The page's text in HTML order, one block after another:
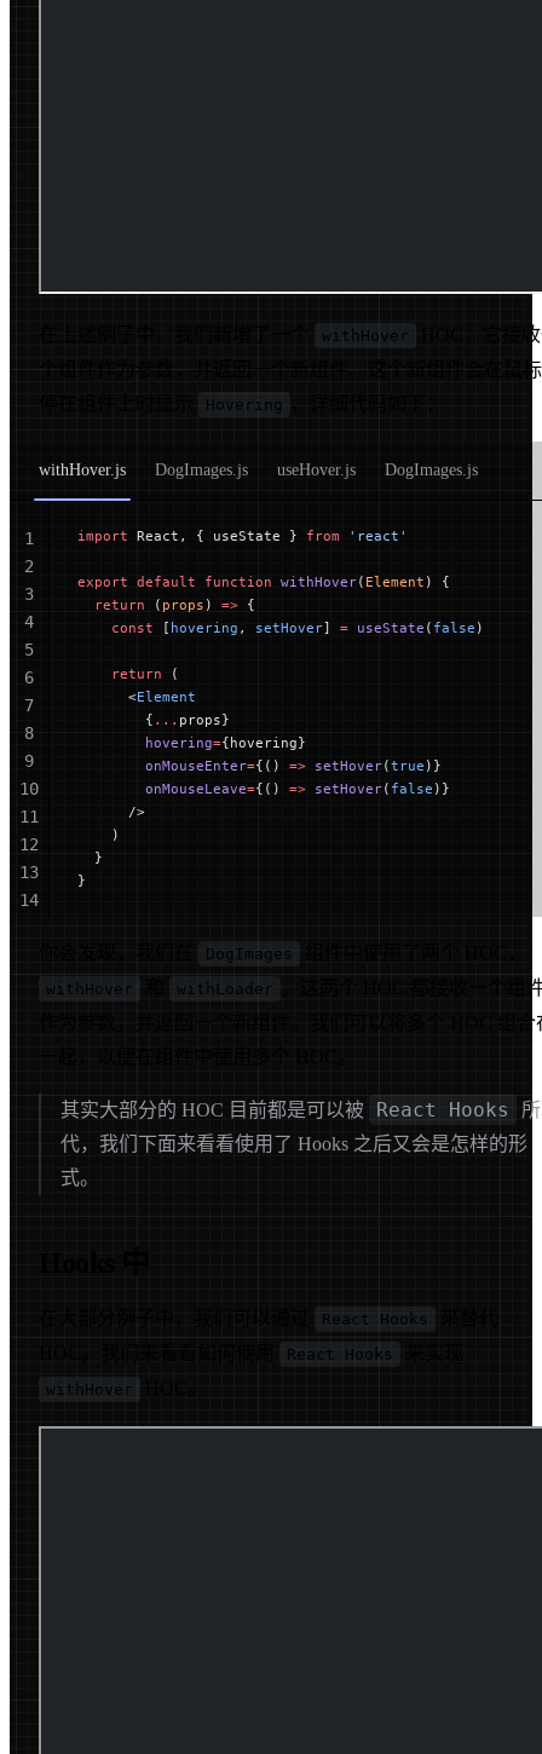
在上述例子中，我们新增了一个 withHover
HOC，它接
个组件作为参数，并返回一个新组件。这个新组件会在鼠
Hovering ，详细代码如下：
withHover.js DogImages.js useHover.js DogImages.js
import React, { useState } from 'react'
export default function withHover( Element ) {
  return
( props ) => {
    const
[ hovering , setHover] = useState ( false )
    return
(
      <
Element
        {
... props}
        hovering
={hovering}
        onMouseEnter
={() => setHover(true )}
        onMouseLeave
={() => setHover( false )}
      />
    )
  }
}
1
2
3
4
5
6
7
8
9
10
11
12
13
14
你会发现，我们在 DogImages 组件中使用了两个 HOC，
withHover withLoader
。这两个 HOC 都接收一个组
作为参数，并返回一个新组件。我们可以将多个 HOC 组合
一起，以便在组件中使用多个 HOC。
其实大部分的 HOC 目前都是可以被 React Hooks
代，我们下面来看看使用了 Hooks 之后又会是怎样的形
式。
在大部分例子中，我们可以通过 React Hooks
React Hooks
withHover